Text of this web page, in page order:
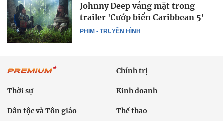
PHIM - TRUYỀN HÌNH
Johnny Deep vắng mặt trong
trailer 'Cướp biển Caribbean 5'
Chính trị
Thời sự Kinh doanh
Dân tộc và Tôn giáo Thể thao